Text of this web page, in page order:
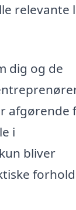
relevante
dig og de
afgørende
i
bliver